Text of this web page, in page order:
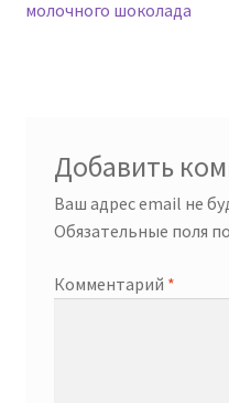
молочного шоколада
Добавить
Ваш адрес email не
Обязательные поля
Комментарий *